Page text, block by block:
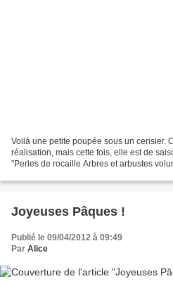
Voilà une petite poupée sous un cerisier.
réalisation, mais cette fois, elle est de
"Perles de rocaille Arbres et arbustes
Joyeuses Pâques !
Publié le 09/04/2012 à 09:49
Par Alice